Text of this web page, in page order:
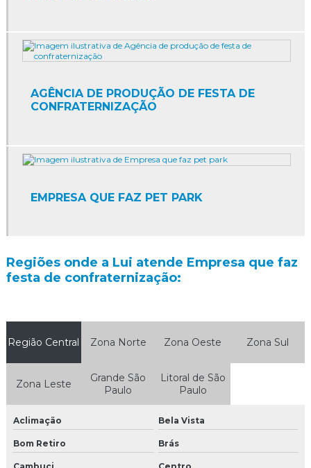
Agência de marketing promocional
Agência de marketing promocional sp
Agência de promoção
Agência de promotores de vendas
Agência de trade marketing em sp
Camisetas personalizadas para eventos
Camisetas promocionais para eventos
AGÊNCIA DE PRODUÇÃO DE FESTA DE
CONFRATERNIZAÇÃO
EMPRESA QUE FAZ PET PARK
Regiões onde a Lui atende Empresa que faz
festa de confraternização:
Região Central Zona Norte Zona Oeste Zona Sul
Zona Leste
Grande São
Paulo
Litoral de São
Paulo
Aclimação Bela Vista
Bom Retiro Brás